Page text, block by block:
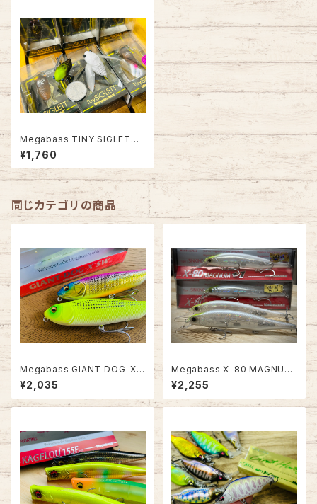
Megabass TINY SIGLETT
タイニーシグレ
¥1,760
同じカテゴリの商品
Megabass GIANT DOG-X S
W
¥2,035
Megabass X-80 MAGNUM
/ X-80 MAGNUM+1【UOYA
極上カラー #CRYSTAL SHAD
Ⅱ】
¥2,255